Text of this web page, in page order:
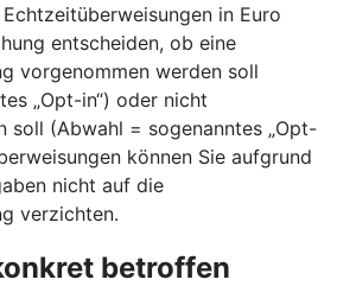
in Euro
entscheiden, ob eine
vorgenommen werden soll
„Opt-in“) oder nicht
soll (Abwahl = sogenanntes „Opt-
können Sie aufgrund
nicht auf die
verzichten.
betroffen